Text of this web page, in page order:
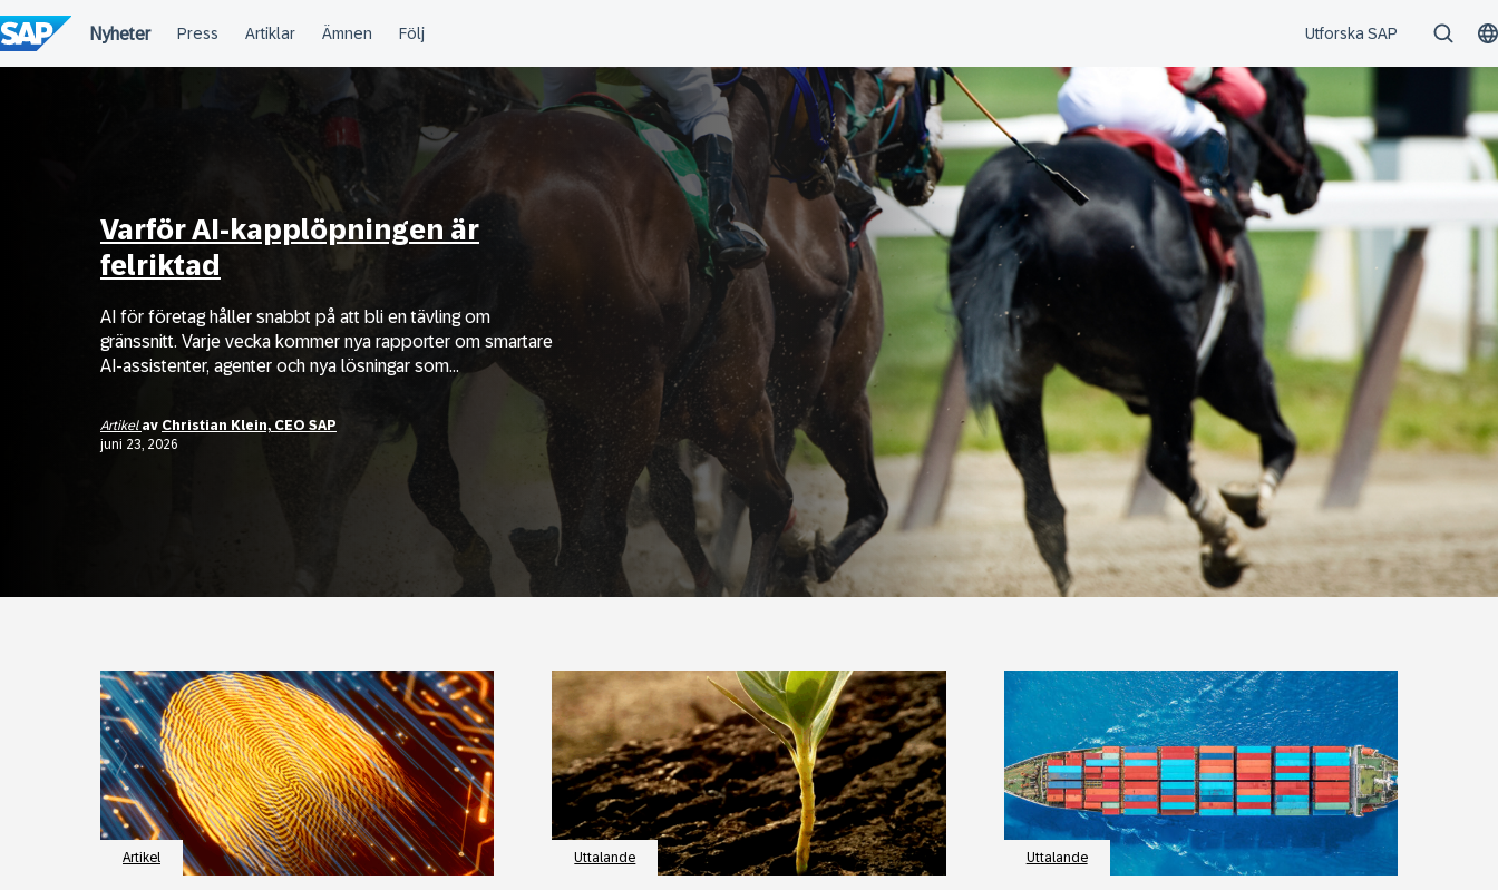
till
innehållet
Varför AI‑kapplöpningen är
felriktad
AI för företag håller snabbt på att bli en tävling om
gränssnitt. Varje vecka kommer nya rapporter om smartare
AI-assistenter, agenter och nya lösningar som...
Artikel av Christian Klein, CEO SAP
juni 23, 2026
Artikel Uttalande Uttalande